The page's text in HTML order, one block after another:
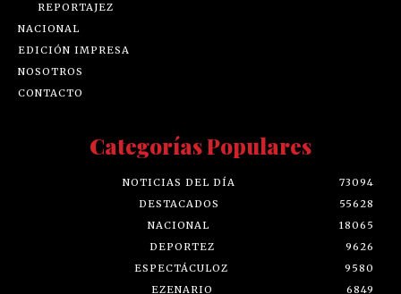
REPORTAJEZ
NACIONAL
EDICIÓN IMPRESA
NOSOTROS
CONTACTO
Categorías Populares
NOTICIAS DEL DÍA
73094
DESTACADOS
55628
NACIONAL
18065
DEPORTEZ
9626
ESPECTÁCULOZ
9580
EZENARIO
6849